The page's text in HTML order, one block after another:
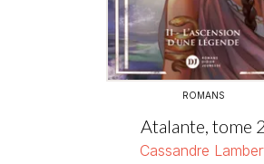
ROMANS
Atalante, tome 2
Cassandre